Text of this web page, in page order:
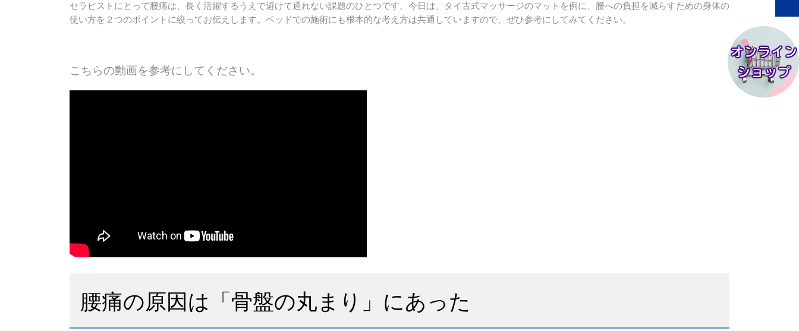
セラピストにとって腰痛は、長く活躍するうえで避けて通れない課題のひとつです。今日は、タイ古式マッサージのマットを例に、腰への負担を減らすための身体の
使い方を２つのポイントに絞ってお伝えします。ベッドでの施術にも根本的な考え方は共通していますので、ぜひ参考にしてみてください。
こちらの動画を参考にしてください。
腰痛の原因は「骨盤の丸まり」にあった